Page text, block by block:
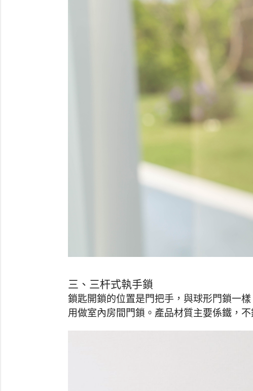
三、三杆式執手鎖
鎖匙開鎖的位置是門把手，與球形門鎖一
用做室內房間門鎖。產品材質主要係鐵，不